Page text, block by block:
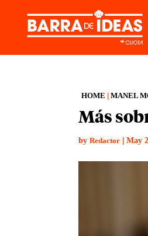
HOME |MANEL
Más
byRedactor |May